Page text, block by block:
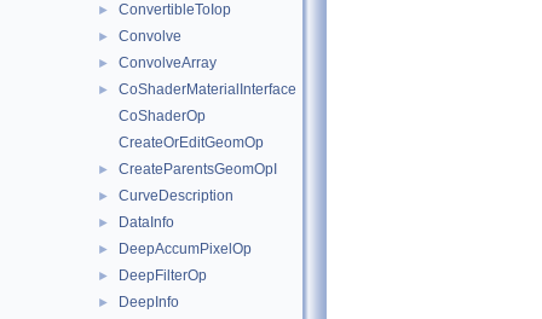
► ConvertibleToIop
► Convolve
► ConvolveArray
►
CoShaderMaterialInterface
CoShaderOp
CreateOrEditGeomOp
► CreateParentsGeomOpI
► CurveDescription
► DataInfo
► DeepAccumPixelOp
► DeepFilterOp
► DeepInfo